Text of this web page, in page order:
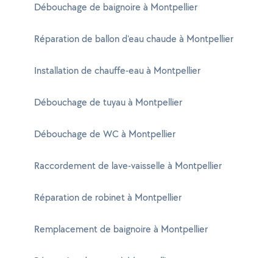
Débouchage de baignoire à Montpellier
Réparation de ballon d'eau chaude à Montpellier
Installation de chauffe-eau à Montpellier
Débouchage de tuyau à Montpellier
Débouchage de WC à Montpellier
Raccordement de lave-vaisselle à Montpellier
Réparation de robinet à Montpellier
Remplacement de baignoire à Montpellier